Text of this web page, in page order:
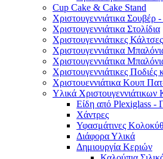
Cup Cake & Cake Stand
Χριστουγεννιάτικα Σουβέρ
Χριστουγεννιάτικα Στολίδια
Χριστουγεννιάτικες Κάλτσες
Χριστουγεννιάτικα
Χριστουγεννιάτικα
Χριστουγεννιάτικες
Χριστουεννιάτικα Κουπ
Υλικά
Είδη από Plexiglass -
Χάντρες
Υφασμάτινες
Διάφορα Υλικά
Δημιουργία Κεριών